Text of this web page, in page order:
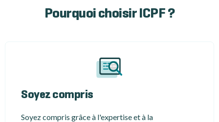
Pourquoi choisir ICPF ?
Soyez compris
Soyez compris grâce à l'expertise et à la